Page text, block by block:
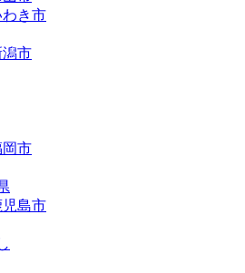
わき市
潟市
岡市
児島市